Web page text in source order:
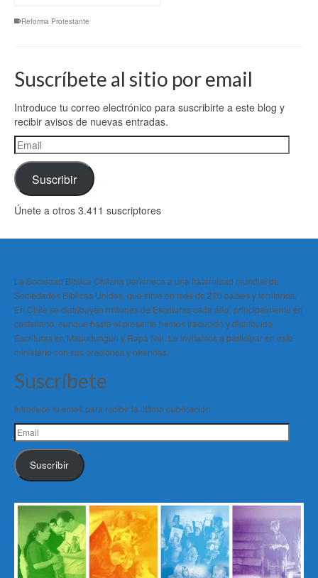
Reforma Protestante
Suscríbete al sitio por email
Introduce tu correo electrónico para suscribirte a este blog y
recibir avisos de nuevas entradas.
Email
Suscribir
Únete a otros 3.411 suscriptores
La Sociedad Bíblica Chilena pertenece a una fraternidad mundial de
Sociedades Bíblicas Unidas, que sirve en más de 220 países y territorios.
En Chile se distribuyen millones de Escrituras cada año, principalmente en
castellano, aunque hasta el presente hemos traducido y distribuido
Escrituras en Mapudungún y Rapa Nui. Le invitamos a participar en este
ministerio con sus oraciones y ofrendas.
Suscríbete
Introduce tu email para recibir la última publicación
Email
Suscribir